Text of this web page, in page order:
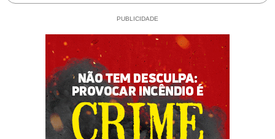
PUBLICIDADE